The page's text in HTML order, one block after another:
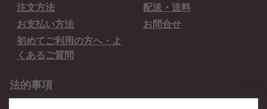
注文方法
配送・送料
お支払い方法
お問合せ
初めてご利用の方へ・よ
くあるご質問
法的事項